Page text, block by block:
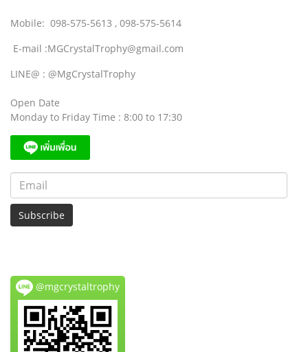
Mobile: 098-575-5613 , 098-575-5614
E-mail :MGCrystalTrophy@gmail.com
LINE@ : @MgCrystalTrophy
Open Date
Monday to Friday Time : 8:00 to 17:30
Subscribe
@mgcrystaltrophy